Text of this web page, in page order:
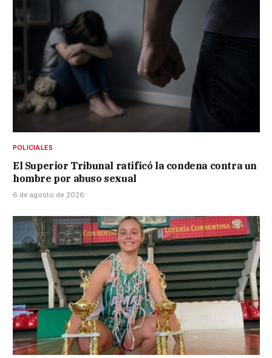
POLICIALES
El Superior Tribunal ratificó la condena contra un
hombre por abuso sexual
6 de agosto de 2026